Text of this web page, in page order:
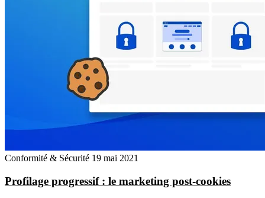
Conformité & Sécurité 19 mai 2021
Profilage progressif : le marketing post-cookies